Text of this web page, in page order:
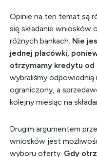
Opinie na ten temat są
się składanie wniosków
różnych bankach. Nie
jednej placówki,
otrzymamy kredytu od
wybraliśmy
ograniczony, a
kolejny miesiąc na
Drugim argumentem
wniosków jest
wyboru oferty. Gdy